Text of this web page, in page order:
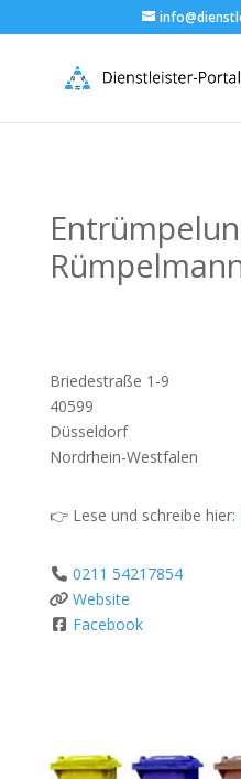
Briedestraße 1-9
40599
Düsseldorf
Nordrhein-Westfalen
👉 Lese und schreibe hier:
0211 54217854
Website
Facebook